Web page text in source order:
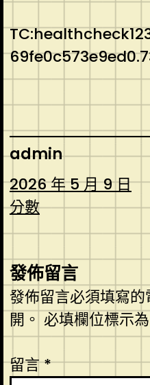
admin
2026 年 5 月 9 日
分數
發佈留言
發佈留言必須填寫
開。 必填欄位標示為
留言*